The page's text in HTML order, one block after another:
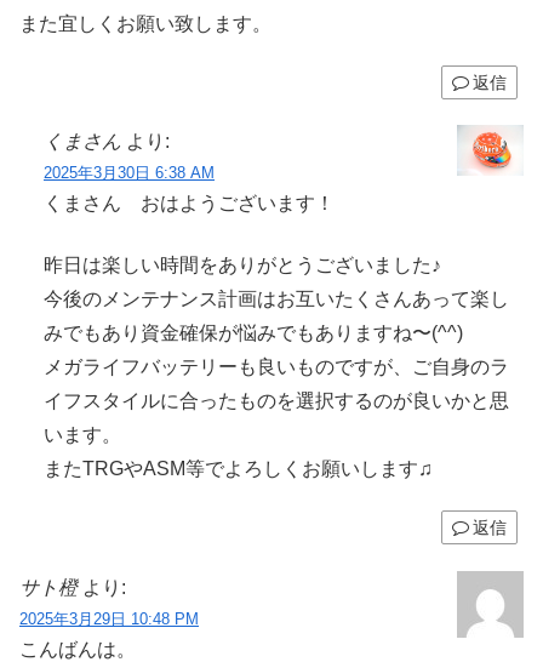
また宜しくお願い致します。
返信
くまさん より:
2025年3月30日 6:38 AM
くまさん おはようございます！
昨日は楽しい時間をありがとうございました♪
今後のメンテナンス計画はお互いたくさんあって楽し
みでもあり資金確保が悩みでもありますね〜(^^)
メガライフバッテリーも良いものですが、ご自身のラ
イフスタイルに合ったものを選択するのが良いかと思
います。
またTRGやASM等でよろしくお願いします♫
返信
サト橙 より:
2025年3月29日 10:48 PM
こんばんは。